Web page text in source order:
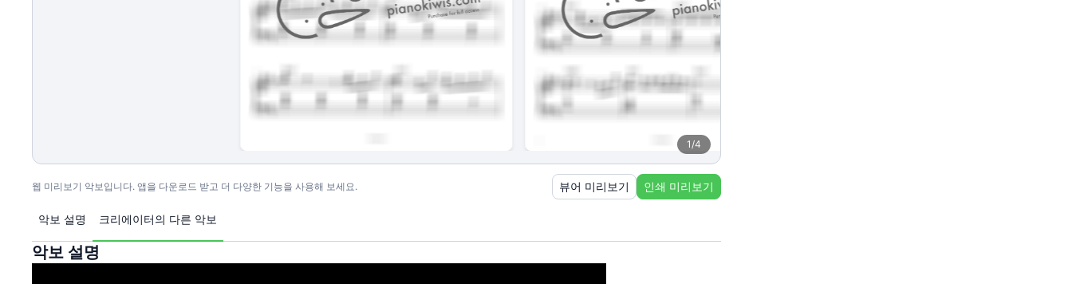
1/4
웹 미리보기 악보입니다. 앱을 다운로드 받고 더 다양한 기능을 사용해 보세요. 뷰어 미리보기 인쇄 미리보기
악보 설명 크리에이터의 다른 악보
악보 설명